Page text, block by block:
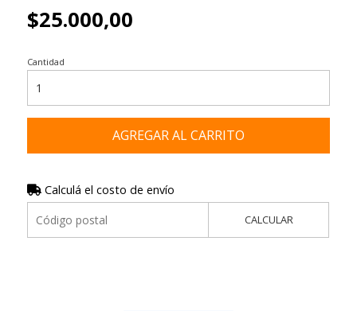
$25.000,00
Cantidad
AGREGAR AL CARRITO
Calculá el costo de envío
CALCULAR